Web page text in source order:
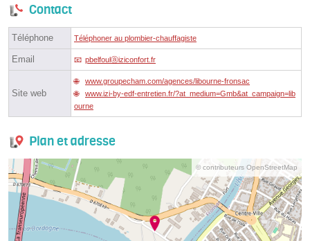
Contact
Téléphone Téléphoner au plombier-chauffagiste
Email pbelfoulⓐiziconfort.fr
Site web
www.groupecham.com/agences/libourne-fronsac
www.izi-by-edf-entretien.fr/?at_medium=Gmb&at_campaign=lib
ourne
Plan et adresse
© contributeurs OpenStreetMap